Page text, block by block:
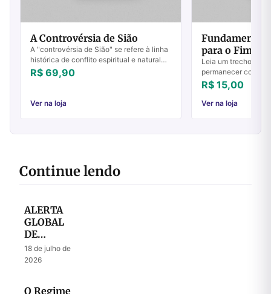
A Controvérsia de Sião
A "controvérsia de Sião" se refere à linha
histórica de conflito espiritual e natural
em torno da cidade de Jerusalém; ao
passado, presente e futuro da terra...
R$ 69,90
Ver na loja
Fundamentos
para o Fim
3
Leia um trecho do
permanecer com
condenação é o
nos faz cair em
R$ 15,00
Ver na loja
Continue lendo
ALERTA
GLOBAL
DE
ORAÇÃO
– Julho
18 de julho de
2026
O Regime